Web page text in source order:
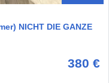
NICHT DIE GANZE
380 €